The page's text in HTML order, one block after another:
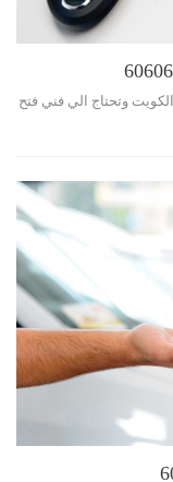
وتحتاج الي فني فتح